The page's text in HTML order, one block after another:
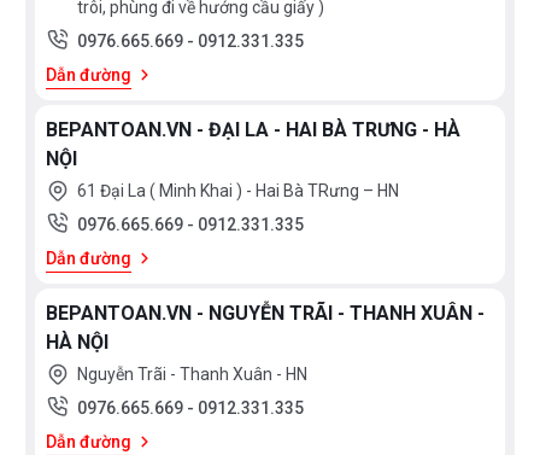
trôi, phùng đi về hướng cầu giấy )
0976.665.669 - 0912.331.335
Dẫn đường
BEPANTOAN.VN - ĐẠI LA - HAI BÀ TRƯNG - HÀ
NỘI
61 Đại La ( Minh Khai ) - Hai Bà TRưng – HN
0976.665.669 - 0912.331.335
Dẫn đường
BEPANTOAN.VN - NGUYỄN TRÃI - THANH XUÂN -
HÀ NỘI
Nguyễn Trãi - Thanh Xuân - HN
0976.665.669 - 0912.331.335
Dẫn đường